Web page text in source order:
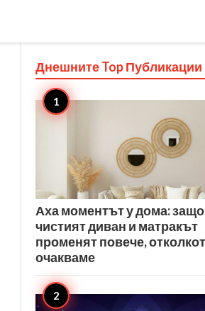
Днешните TopПубликации
Аха моментът у дома: защо
чистият диван и матракът
променят повече,
очакваме